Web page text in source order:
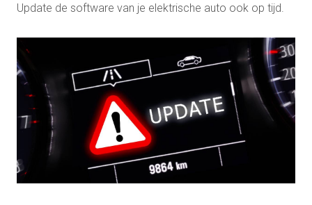
Update de software van je elektrische auto ook op tijd.